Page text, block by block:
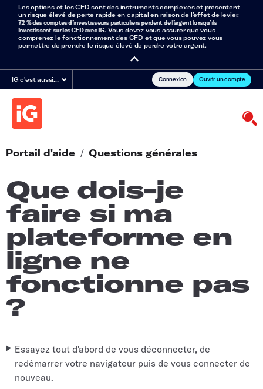
Les options et les CFD sont des instruments complexes et présentent
un risque élevé de perte rapide en capital en raison de l’effet de levier.
72 % des comptes d’investisseurs particuliers perdent de l’argent lorsqu’ils
investissent sur les CFD avec IG. Vous devez vous assurer que vous
comprenez le fonctionnement des CFD et que vous pouvez vous
permettre de prendre le risque élevé de perdre votre argent.
IG c'est aussi… Connexion Ouvrir un compte
Portail d'aide / Questions générales
Que dois-je
faire si ma
plateforme en
ligne ne
fonctionne pas
?
Essayez tout d'abord de vous déconnecter, de
redémarrer votre navigateur puis de vous connecter de
nouveau.